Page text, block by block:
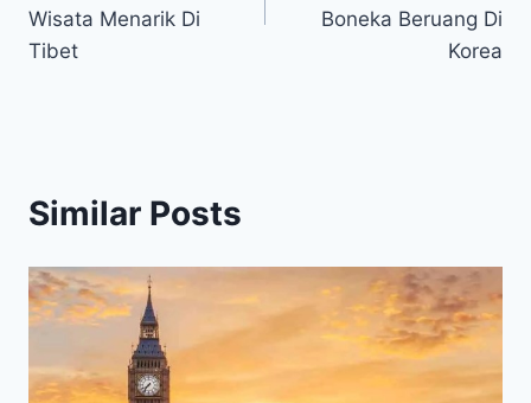
Wisata Menarik Di
Tibet
Boneka Beruang Di
Korea
Similar Posts